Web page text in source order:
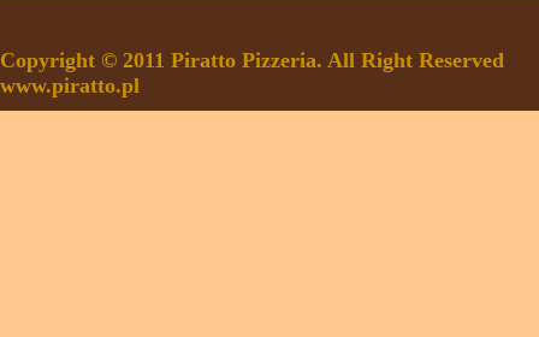
Copyright © 2011 Piratto Pizzeria. All Right Reserved
www.piratto.pl